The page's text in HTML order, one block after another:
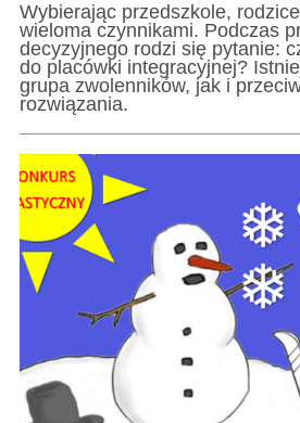
Wybierając przedszkole,
wieloma czynnikami. Podczas
decyzyjnego rodzi się pytanie:
do placówki integracyjnej?
grupa zwolenników, jak i
rozwiązania.